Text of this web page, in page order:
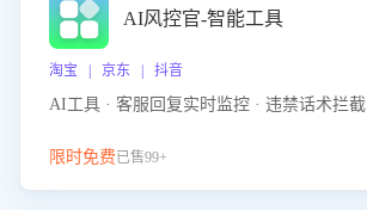
AI风控官-智能工具
淘宝 | 京东 | 抖音
AI工具 · 客服回复实时监控 · 违禁话术拦截
限时免费已售99+